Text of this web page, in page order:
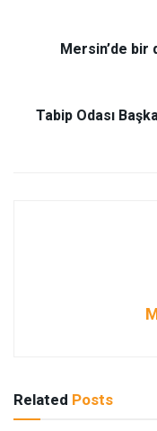
Mersin’de bir
Tabip Odası
Related Posts